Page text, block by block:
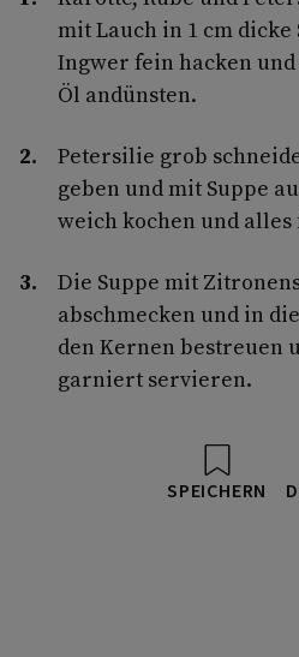
mit Lauch in 1 cm
Ingwer fein hacken
Öl andünsten.
Petersilie grob
geben und mit Suppe
weich kochen und
Die Suppe mit
abschmecken und in
den Kernen bestreuen
garniert servieren.
SPEICHERN